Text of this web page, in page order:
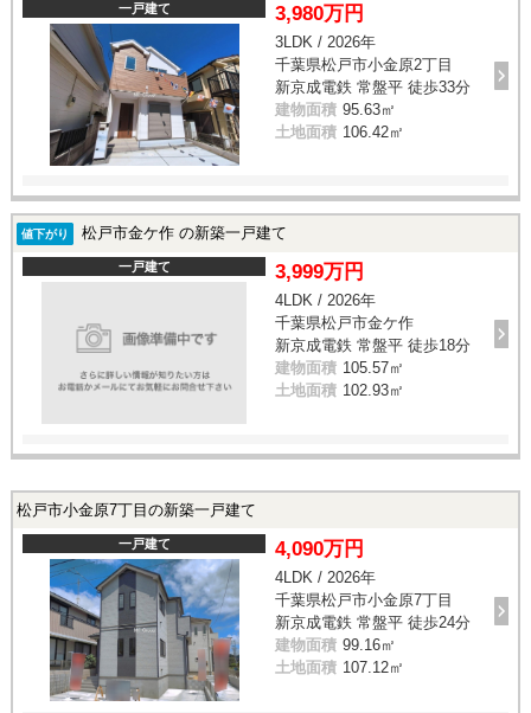
一戸建て 3,980万円
3LDK / 2026年
千葉県松戸市小金原2丁目
新京成電鉄 常盤平 徒歩33分
建物面積 95.63㎡
土地面積 106.42㎡
値下がり 松戸市金ケ作 の新築一戸建て
一戸建て 3,999万円
4LDK / 2026年
千葉県松戸市金ケ作
新京成電鉄 常盤平 徒歩18分
建物面積 105.57㎡
土地面積 102.93㎡
松戸市小金原7丁目の新築一戸建て
一戸建て 4,090万円
4LDK / 2026年
千葉県松戸市小金原7丁目
新京成電鉄 常盤平 徒歩24分
建物面積 99.16㎡
土地面積 107.12㎡